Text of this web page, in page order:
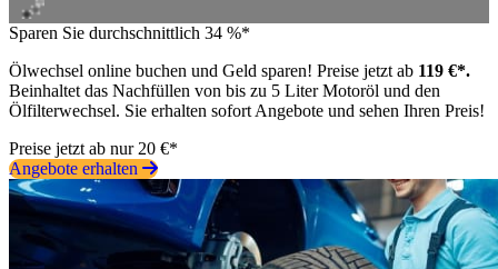
Sparen Sie durchschnittlich 34 %*
Ölwechsel online buchen und Geld sparen! Preise jetzt ab 119 €*.
Beinhaltet das Nachfüllen von bis zu 5 Liter Motoröl und den
Ölfilterwechsel. Sie erhalten sofort Angebote und sehen Ihren Preis!
Preise jetzt ab nur 20 €*
Angebote erhalten